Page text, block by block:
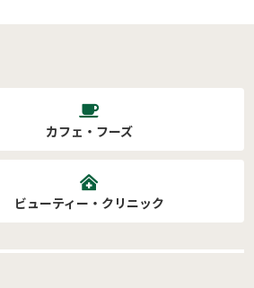
カフェ・フーズ
ビューティー・クリニック